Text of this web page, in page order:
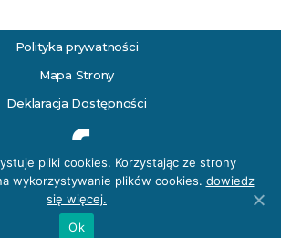
Polityka prywatności
Mapa Strony
Deklaracja Dostępności
pliki cookies. Korzystając ze strony
wykorzystywanie plików cookies. dowiedz
się więcej.
Ok